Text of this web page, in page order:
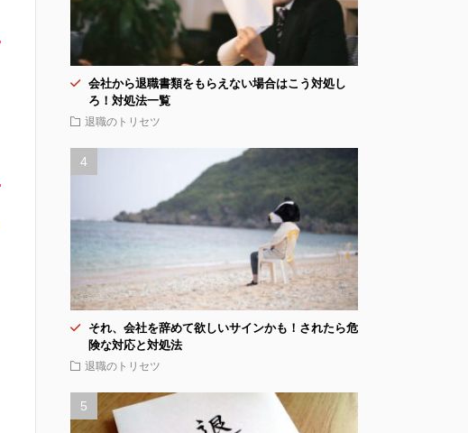
会社から退職書類をもらえない場合はこう対処し
ろ！対処法一覧
退職のトリセツ
それ、会社を辞めて欲しいサインかも！されたら危
険な対応と対処法
退職のトリセツ